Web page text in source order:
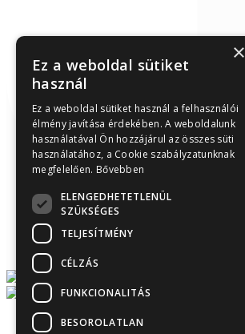
×
Ez a weboldal sütiket
használ
Ez a weboldal sütiket használ a felhasználói
élmény javítása érdekében. A weboldalunk
használatával Ön hozzájárul az összes süti
használatához, a Cookie szabályzatunknak
megfelelően. Bővebben
ELENGEDHETETLENÜL
SZÜKSÉGES
TELJESÍTMÉNY
CÉLZÁS
FUNKCIONALITÁS
BESOROLATLAN